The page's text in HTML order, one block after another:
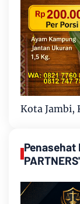
Kota Jambi,
Penasehat